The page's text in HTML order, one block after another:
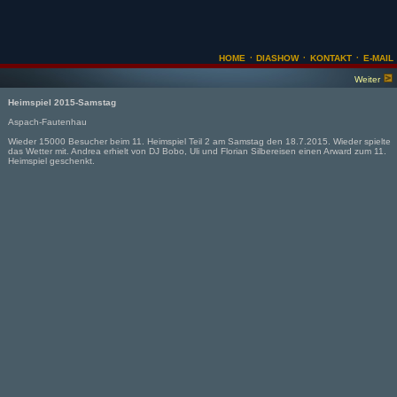
HOME · DIASHOW· KONTAKT · E-MAIL
Weiter
Heimspiel 2015-Samstag
Aspach-Fautenhau
Wieder 15000 Besucher beim 11. Heimspiel Teil 2 am Samstag den 18.7.2015. Wieder spielte
das Wetter mit. Andrea erhielt von DJ Bobo, Uli und Florian Silbereisen einen Arward zum 11.
Heimspiel geschenkt.